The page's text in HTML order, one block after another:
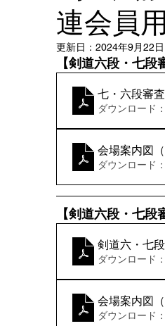
連会員用
更新日： 2024年9月22日
【剣道六段・七段
七・六段審
ダウンロード
会場案内図
ダウンロード
【剣道六段・七段
剣道六・七
ダウンロード
会場案内図
ダウンロード